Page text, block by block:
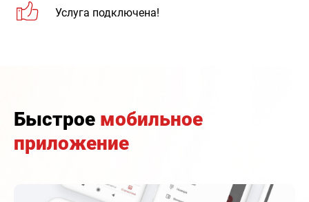
Услуга подключена!
Быстрое мобильное
приложение